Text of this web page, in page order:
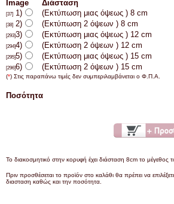
Image Διάσταση
[37] 1) (Εκτύπωση μιας όψεως ) 8 cm
[38] 2) (Εκτύπωση 2 όψεων ) 8 cm
[293]3) (Εκτύπωση μιας όψεως ) 12 cm
[294]4) (Εκτύπωση 2 όψεων ) 12 cm
[295]5) (Εκτύπωση μιας όψεως ) 15 cm
[296]6) (Εκτύπωση 2 όψεων ) 15 cm
(*) Στις παραπάνω τιμές δεν συμπεριλαμβάνεται ο Φ.Π.Α.
Ποσότητα
Το διακοσμητικό στην κορυφή έχει διάσταση 8cm το μέγεθος
Πριν προσθέσεται το προϊόν στο καλάθι θα πρέπει να
διασταση καθώς και την ποσότητα.